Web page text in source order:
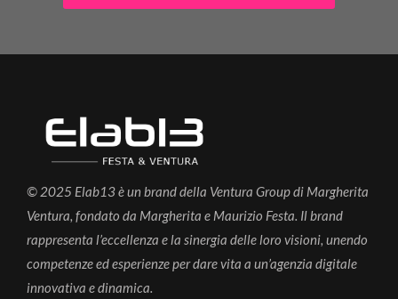
© 2025 Elab13 è un brand della Ventura Group di Margherita
Ventura, fondato da Margherita e Maurizio Festa. Il brand
rappresenta l’eccellenza e la sinergia delle loro visioni, unendo
competenze ed esperienze per dare vita a un’agenzia digitale
innovativa e dinamica.